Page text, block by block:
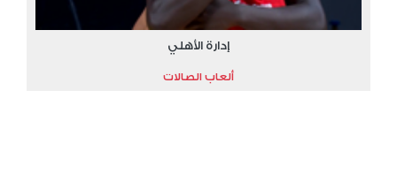
إدارة الأهلي
ألعاب الصالات